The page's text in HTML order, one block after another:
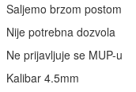
Saljemo brzom postom
Nije potrebna dozvola
Ne prijavljuje se MUP-u
Kalibar 4.5mm